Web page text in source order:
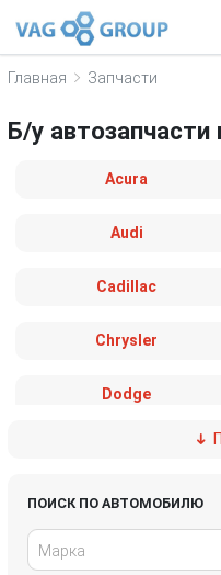
Главная Запчасти
Б/у
Acura
Audi
Cadillac
Chrysler
Dodge
Honda
ПОИСК ПО АВТОМОБИЛЮ
Марка